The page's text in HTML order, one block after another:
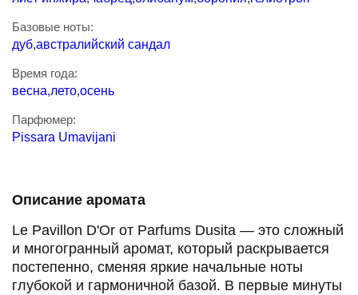
корень ириса
,мята жимолость
Средние ноты:
лист инжира
олибанум
Базовые ноты:
австралийский сандал
Время года:
осень
Pissara Umavijani
Описание аромата
Le Pavillon D'Or от Parfums Dusita — это сложный